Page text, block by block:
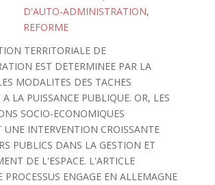
D'AUTO-ADMINISTRATION,
REFORME
TERRITORIALE DE
EST DETERMINEE PAR LA
MODALITES DES TACHES
LA PUISSANCE PUBLIQUE. OR, LES
SOCIO-ECONOMIQUES
UNE INTERVENTION CROISSANTE
PUBLICS DANS LA GESTION ET
DE L'ESPACE. L'ARTICLE
PROCESSUS ENGAGE EN ALLEMAGNE